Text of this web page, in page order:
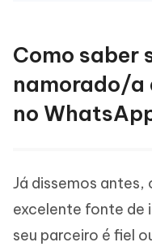
Como saber
namorado/a
no
Já dissemos antes,
excelente fonte de
seu parceiro é fiel